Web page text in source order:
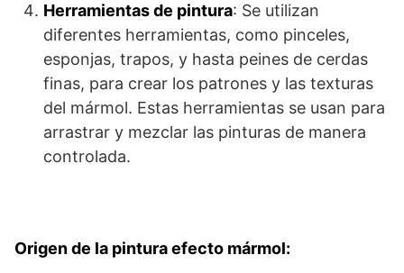
Herramientas de pintura: Se utilizan
diferentes herramientas, como pinceles,
esponjas, trapos, y hasta peines de cerdas
finas, para crear los patrones y las texturas
del mármol. Estas herramientas se usan para
arrastrar y mezclar las pinturas de manera
controlada.
Origen de la pintura efecto mármol: